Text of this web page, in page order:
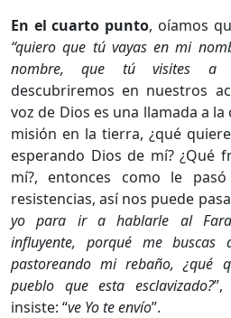
En el cuarto punto, oíamos
“quiero que tú vayas en mi
nombre, que tú visites a
descubriremos en nuestros
voz de Dios es una llamada a
misión en la tierra, ¿qué
esperando Dios de mí? ¿Qué
mí?, entonces como le
resistencias, así nos puede
yo para ir a hablarle al
influyente, porqué me
pastoreando mi rebaño, ¿qué
pueblo que esta esclavizado?
insiste: “ve Yo te envío”.